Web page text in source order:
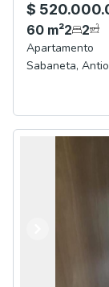
$
60 m²2 2
Apartamento
Sabaneta,